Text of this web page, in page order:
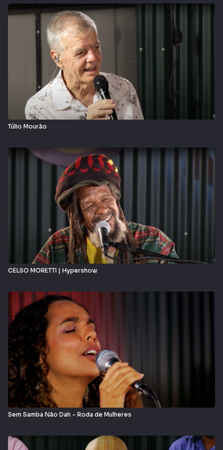
Túlio Mourão
CELSO MORETTI | Hypershow
Sem Samba Não Dah - Roda de Mulheres